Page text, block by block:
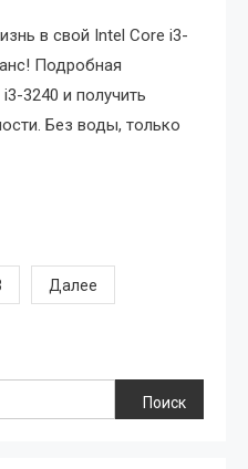
в свой Intel Core i3-
Подробная
3240 и получить
Без воды, только
Далее
Поиск